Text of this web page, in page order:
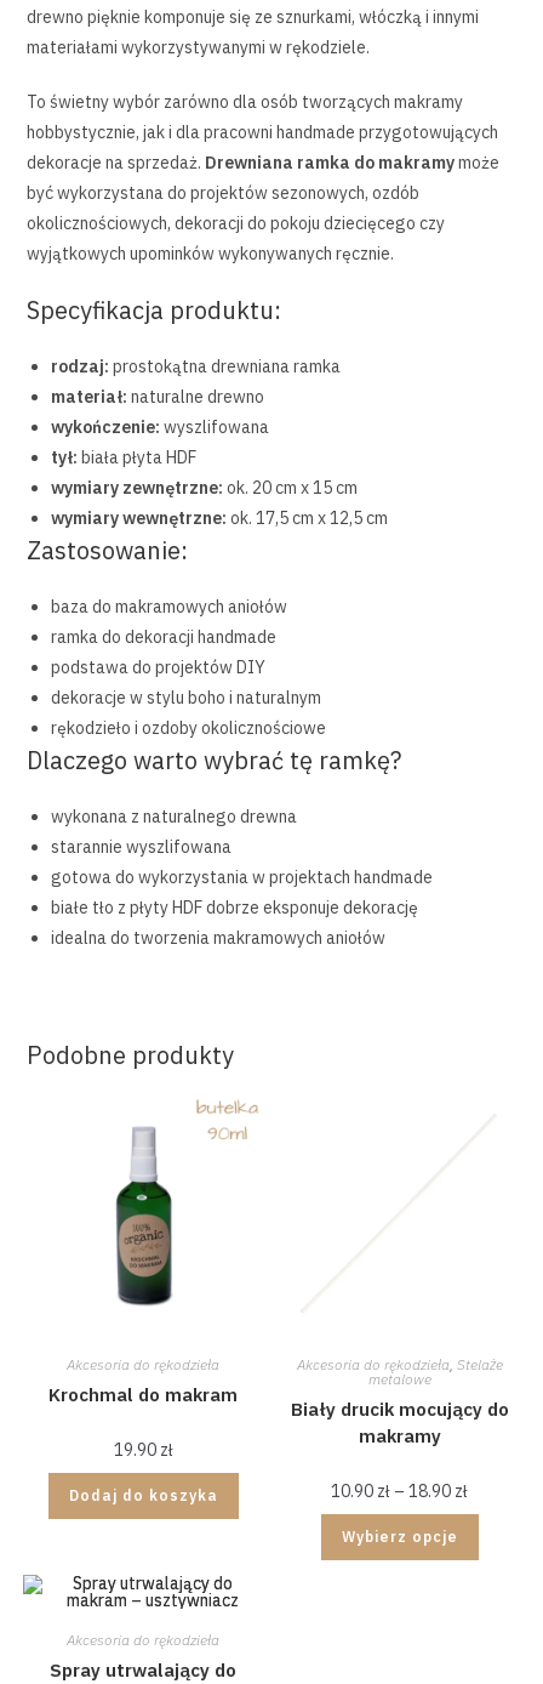
drewno pięknie komponuje się ze sznurkami, włóczką i innymi
materiałami wykorzystywanymi w rękodziele.
To świetny wybór zarówno dla osób tworzących makramy
hobbystycznie, jak i dla pracowni handmade przygotowujących
dekoracje na sprzedaż. Drewniana ramka do makramymoże
być wykorzystana do projektów sezonowych, ozdób
okolicznościowych, dekoracji do pokoju dziecięcego czy
wyjątkowych upominków wykonywanych ręcznie.
Specyfikacja produktu:
rodzaj: prostokątna drewniana ramka
materiał: naturalne drewno
wykończenie: wyszlifowana
tył: biała płyta HDF
wymiary zewnętrzne: ok. 20 cm x 15 cm
wymiary wewnętrzne: ok. 17,5 cm x 12,5 cm
Zastosowanie:
baza do makramowych aniołów
ramka do dekoracji handmade
podstawa do projektów DIY
dekoracje w stylu boho i naturalnym
rękodzieło i ozdoby okolicznościowe
Dlaczego warto wybrać tę ramkę?
wykonana z naturalnego drewna
starannie wyszlifowana
gotowa do wykorzystania w projektach handmade
białe tło z płyty HDF dobrze eksponuje dekorację
idealna do tworzenia makramowych aniołów
Podobne produkty
Akcesoria do rękodzieła
Krochmal do makram
19.90 zł
Dodaj do koszyka
Akcesoria do rękodzieła Stelaże
metalowe
Biały drucik mocujący do
makramy
10.90 zł – 18.90 zł
Wybierz opcje
Akcesoria do rękodzieła
Spray utrwalający do